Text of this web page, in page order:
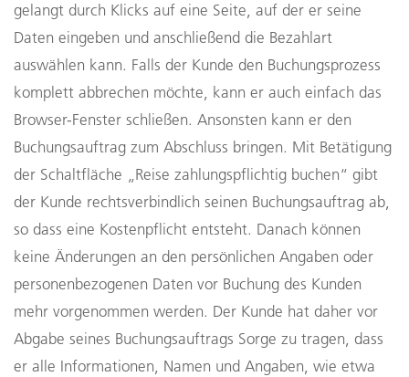
gelangt durch Klicks auf eine Seite, auf der er seine
Daten eingeben und anschließend die Bezahlart
auswählen kann. Falls der Kunde den Buchungsprozess
komplett abbrechen möchte, kann er auch einfach das
Browser-Fenster schließen. Ansonsten kann er den
Buchungsauftrag zum Abschluss bringen. Mit Betätigung
der Schaltfläche „Reise zahlungspflichtig buchen“ gibt
der Kunde rechtsverbindlich seinen Buchungsauftrag ab,
so dass eine Kostenpflicht entsteht. Danach können
keine Änderungen an den persönlichen Angaben oder
personenbezogenen Daten vor Buchung des Kunden
mehr vorgenommen werden. Der Kunde hat daher vor
Abgabe seines Buchungsauftrags Sorge zu tragen, dass
er alle Informationen, Namen und Angaben, wie etwa